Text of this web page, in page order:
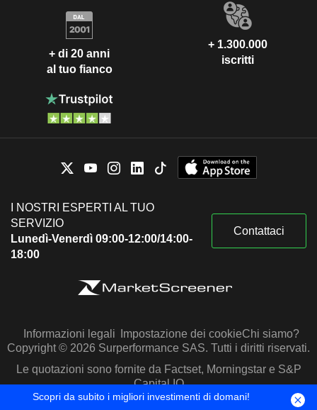
+ di 20 anni
al tuo fianco
+ 1.300.000
iscritti
I NOSTRI ESPERTI AL TUO
SERVIZIO
Lunedì-Venerdì 09:00-12:00/14:00-
18:00
Contattaci
Informazioni legali Impostazione dei cookieChi siamo?
Copyright © 2026 Surperformance SAS. Tutti i diritti riservati.
Le quotazioni sono fornite da Factset, Morningstar e S&P
Capital IQ
Scopri da subito i migliori investimenti di domani!